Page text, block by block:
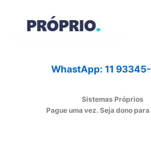
WhastApp: 11
Sistemas Próprios
Pague uma vez. Seja dono